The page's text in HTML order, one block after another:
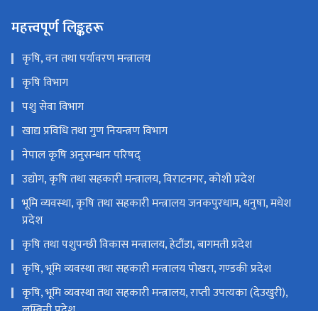
महत्त्वपूर्ण लिङ्कहरू
कृषि, वन तथा पर्यावरण मन्त्रालय
कृषि विभाग
पशु सेवा विभाग
खाद्य प्रविधि तथा गुण नियन्त्रण विभाग
नेपाल कृषि अनुसन्धान परिषद्
उद्योग, कृषि तथा सहकारी मन्त्रालय, विराटनगर, कोशी प्रदेश
भूमि व्यवस्था, कृषि तथा सहकारी मन्त्रालय जनकपुरधाम, धनुषा, मधेश
प्रदेश
कृषि तथा पशुपन्छी विकास मन्त्रालय, हेटौंडा, बागमती प्रदेश
कृषि, भूमि व्यवस्था तथा सहकारी मन्त्रालय पोखरा, गण्डकी प्रदेश
कृषि, भूमि व्यवस्था तथा सहकारी मन्त्रालय, राप्ती उपत्यका (देउखुरी),